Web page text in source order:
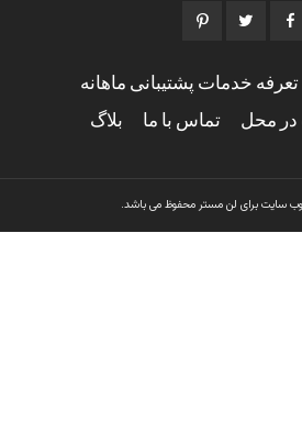
تعرفه خدمات پشتیبانی ماهانه
در محل تماس با ما بلاگ
سایت برای لن مستر محفوظ می باشد.